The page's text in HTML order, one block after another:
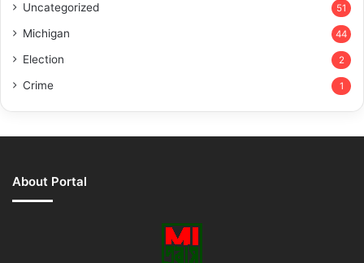
Uncategorized 51
Michigan 44
Election 2
Crime 1
About Portal